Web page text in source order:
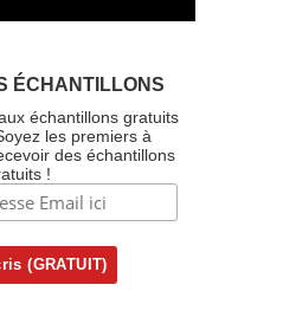
ÉCHANTILLONS
échantillons gratuits
les premiers à
des échantillons
!